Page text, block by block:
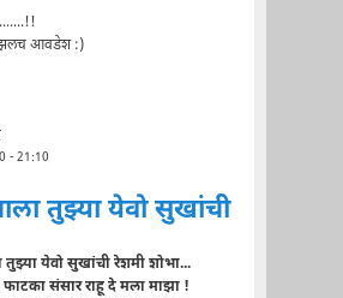
आवडेश :)
- 21:10
तुझ्या येवो सुखांची
तुझ्या येवो सुखांची रेशमी शोभा...
फाटका संसार राहू दे मला माझा !